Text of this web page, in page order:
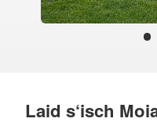
Laid s‘isch